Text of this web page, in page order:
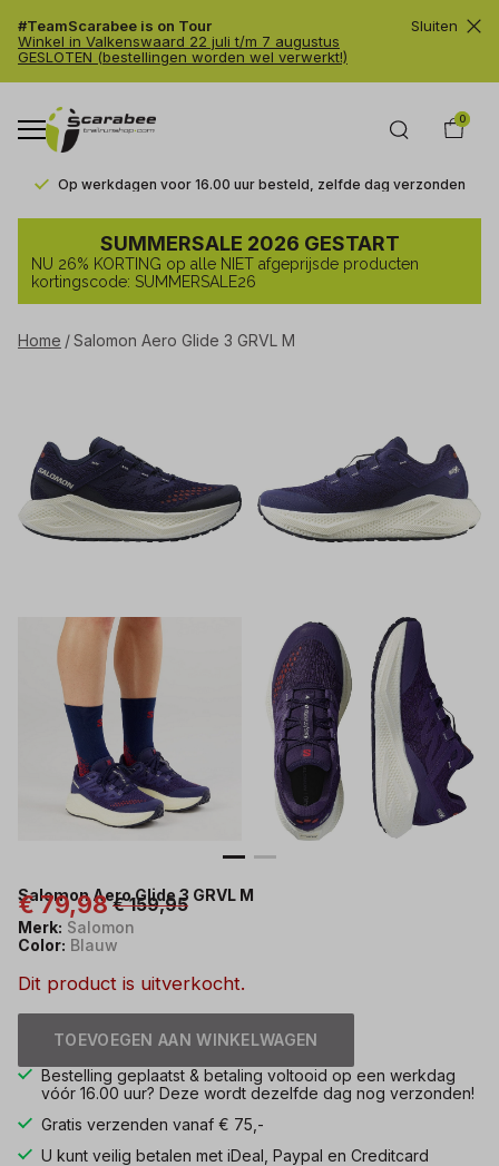
#TeamScarabee is on Tour
Winkel in Valkenswaard 22 juli t/m 7 augustus
GESLOTEN (bestellingen worden wel verwerkt!)
Sluiten
0
Op werkdagen voor 16.00 uur besteld, zelfde dag verzonden
Salomon
Aero
Glide
GRVL
Trailrunshop
SUMMERSALE 2026 GESTART
NU 26% KORTING op alle NIET afgeprijsde producten
kortingscode: SUMMERSALE26
Home Salomon Aero Glide 3 GRVL M
Salomon Aero Glide 3 GRVL M
€ 79,98 € 159,95
Merk: Salomon
Color: Blauw
Dit product is uitverkocht.
TOEVOEGEN AAN WINKELWAGEN
Bestelling geplaatst & betaling voltooid op een werkdag
vóór 16.00 uur? Deze wordt dezelfde dag nog verzonden!
Gratis verzenden vanaf € 75,-
U kunt veilig betalen met iDeal, Paypal en Creditcard